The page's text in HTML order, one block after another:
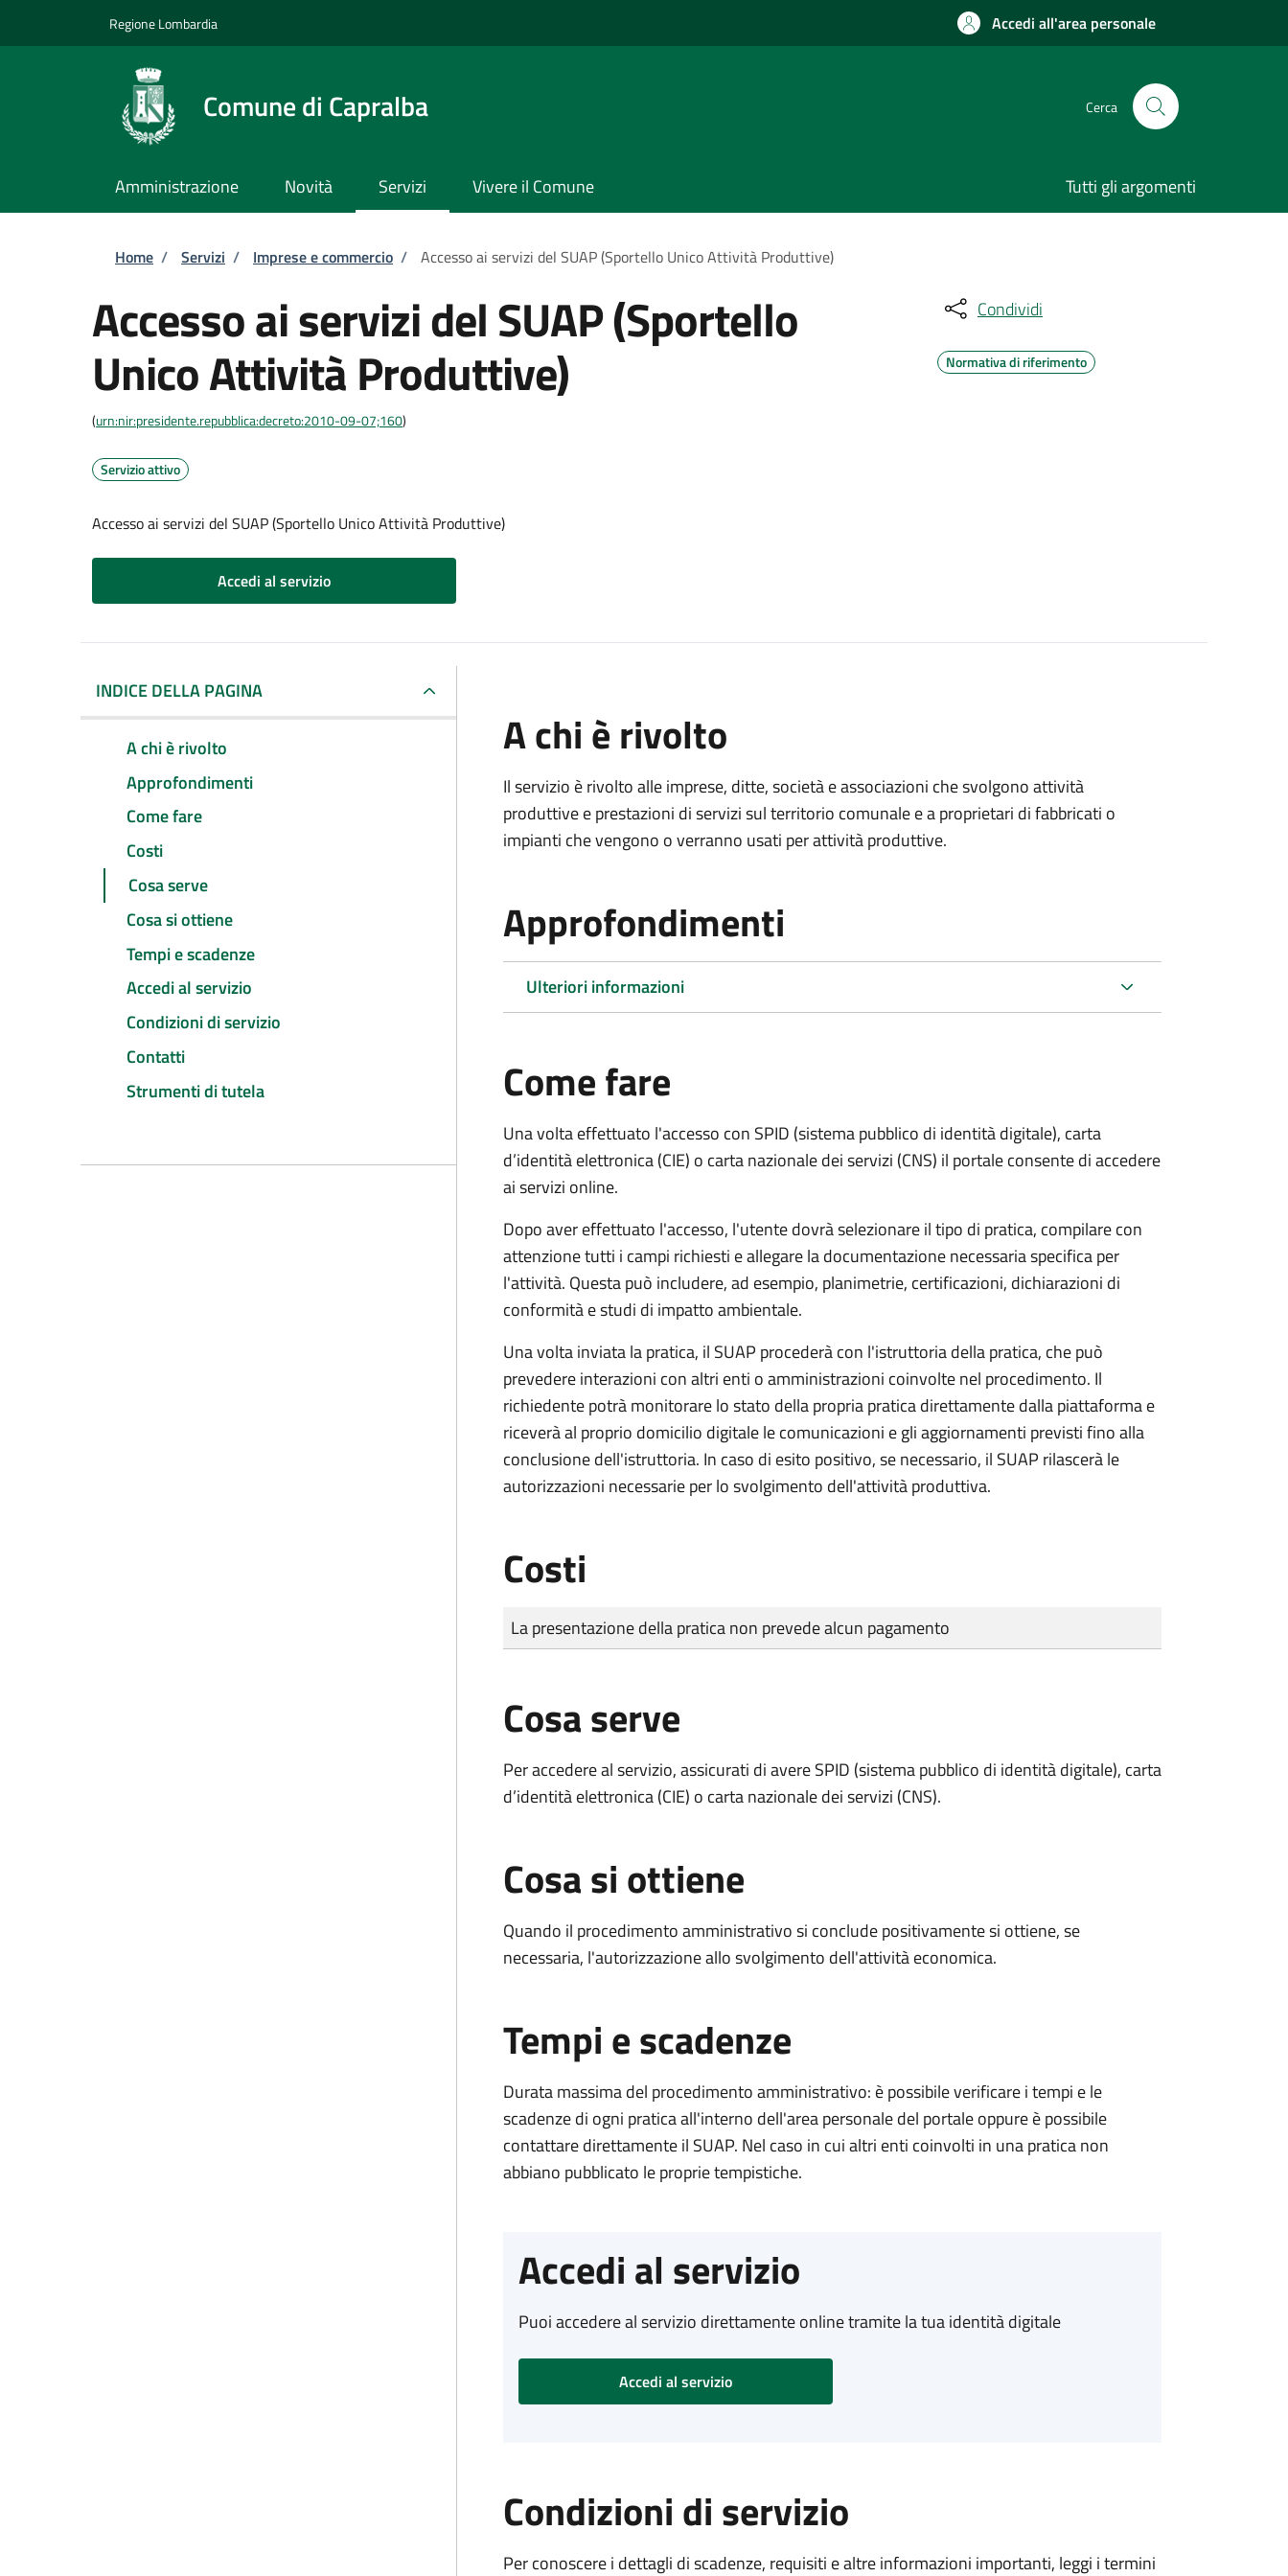
Regione Lombardia Accedi all'area personale
Comune di Capralba Cerca
Amministrazione Novità Servizi Vivere il Comune Tutti gli argomenti
Briciole di pane
Home / Servizi / Imprese e commercio / Accesso ai servizi del SUAP (Sportello Unico Attività Produttive)
Accesso ai servizi del SUAP (Sportello
Unico Attività Produttive)
(urn:nir:presidente.repubblica:decreto:2010-09-07;160)
Servizio attivo
Accesso ai servizi del SUAP (Sportello Unico Attività Produttive)
Accedi al servizio
Condividi
Normativa di riferimento
INDICE DELLA PAGINA
A chi è rivolto
Approfondimenti
Come fare
Costi
Cosa serve
Cosa si ottiene
Tempi e scadenze
Accedi al servizio
Condizioni di servizio
Contatti
Strumenti di tutela
A chi è rivolto
Il servizio è rivolto alle imprese, ditte, società e associazioni che svolgono attività
produttive e prestazioni di servizi sul territorio comunale e a proprietari di fabbricati o
impianti che vengono o verranno usati per attività produttive.
Approfondimenti
Ulteriori informazioni
Come fare
Una volta effettuato l'accesso con SPID (sistema pubblico di identità digitale), carta
d’identità elettronica (CIE) o carta nazionale dei servizi (CNS) il portale consente di accedere
ai servizi online.
Dopo aver effettuato l'accesso, l'utente dovrà selezionare il tipo di pratica, compilare con
attenzione tutti i campi richiesti e allegare la documentazione necessaria specifica per
l'attività. Questa può includere, ad esempio, planimetrie, certificazioni, dichiarazioni di
conformità e studi di impatto ambientale.
Una volta inviata la pratica, il SUAP procederà con l'istruttoria della pratica, che può
prevedere interazioni con altri enti o amministrazioni coinvolte nel procedimento. Il
richiedente potrà monitorare lo stato della propria pratica direttamente dalla piattaforma e
riceverà al proprio domicilio digitale le comunicazioni e gli aggiornamenti previsti fino alla
conclusione dell'istruttoria. In caso di esito positivo, se necessario, il SUAP rilascerà le
autorizzazioni necessarie per lo svolgimento dell'attività produttiva.
Costi
Tipo di pagamento
Importo
La presentazione della pratica non prevede alcun pagamento
Cosa serve
Per accedere al servizio, assicurati di avere SPID (sistema pubblico di identità digitale), carta
d’identità elettronica (CIE) o carta nazionale dei servizi (CNS).
Cosa si ottiene
Quando il procedimento amministrativo si conclude positivamente si ottiene, se
necessaria, l'autorizzazione allo svolgimento dell'attività economica.
Tempi e scadenze
Durata massima del procedimento amministrativo: è possibile verificare i tempi e le
scadenze di ogni pratica all'interno dell'area personale del portale oppure è possibile
contattare direttamente il SUAP. Nel caso in cui altri enti coinvolti in una pratica non
abbiano pubblicato le proprie tempistiche.
Accedi al servizio
Puoi accedere al servizio direttamente online tramite la tua identità digitale
Accedi al servizio
Condizioni di servizio
Per conoscere i dettagli di scadenze, requisiti e altre informazioni importanti, leggi i termini